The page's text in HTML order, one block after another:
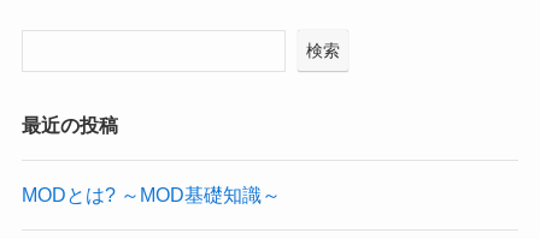
検索
最近の投稿
MODとは? ～MOD基礎知識～